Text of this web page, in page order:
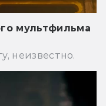
мультфильма
неизвестно.